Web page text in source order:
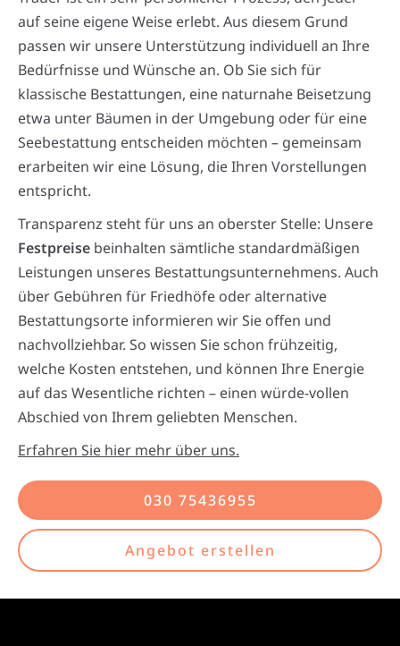
auf seine eigene Weise erlebt. Aus diesem Grund
passen wir unsere Unterstützung individuell an Ihre
Bedürfnisse und Wünsche an. Ob Sie sich für
klassische Bestattungen, eine naturnahe Beisetzung
etwa unter Bäumen in der Umgebung oder für eine
Seebestattung entscheiden möchten – gemeinsam
erarbeiten wir eine Lösung, die Ihren Vorstellungen
entspricht.
Transparenz steht für uns an oberster Stelle: Unsere
Festpreise beinhalten sämtliche standardmäßigen
Leistungen unseres Bestattungsunternehmens. Auch
über Gebühren für Friedhöfe oder alternative
Bestattungsorte informieren wir Sie offen und
nachvollziehbar. So wissen Sie schon frühzeitig,
welche Kosten entstehen, und können Ihre Energie
auf das Wesentliche richten – einen würde-vollen
Abschied von Ihrem geliebten Menschen.
Erfahren Sie hier mehr über uns.
030 75436955
Angebot erstellen